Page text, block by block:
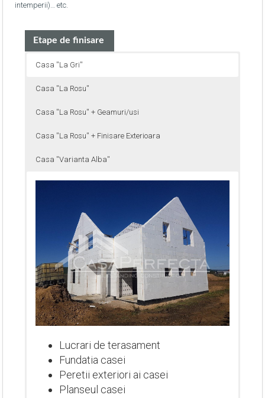
intemperii)… etc.
Etape de finisare
Casa ''La Gri''
Casa ''La Rosu''
Casa ''La Rosu'' + Geamuri/usi
Casa ''La Rosu'' + Finisare Exterioara
Casa ''Varianta Alba''
Lucrari de terasament
Fundatia casei
Peretii exteriori ai casei
Planseul casei